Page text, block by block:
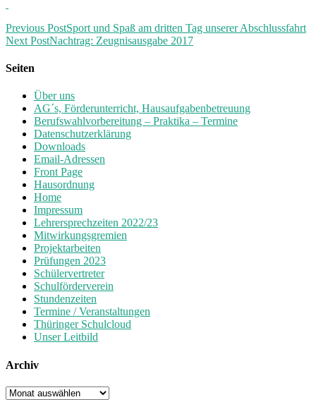
Previous PostSport und Spaß am dritten Tag unserer Abschlussfahrt
Next PostNachtrag: Zeugnisausgabe 2017
Seiten
Über uns
AG´s, Förderunterricht, Hausaufgabenbetreuung
Berufswahlvorbereitung – Praktika – Termine
Datenschutzerklärung
Downloads
Email-Adressen
Front Page
Hausordnung
Home
Impressum
Lehrersprechzeiten 2022/23
Mitwirkungsgremien
Projektarbeiten
Prüfungen 2023
Schülervertreter
Schulförderverein
Stundenzeiten
Termine / Veranstaltungen
Thüringer Schulcloud
Unser Leitbild
Archiv
Archiv